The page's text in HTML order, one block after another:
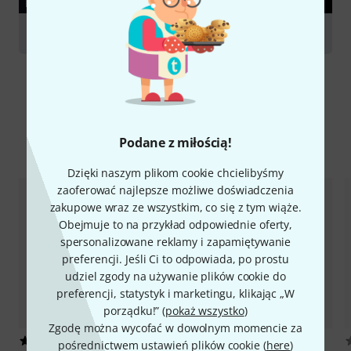
Podane z miłością!
Dzięki naszym plikom cookie chcielibyśmy
zaoferować najlepsze możliwe doświadczenia
zakupowe wraz ze wszystkim, co się z tym wiąże.
Obejmuje to na przykład odpowiednie oferty,
spersonalizowane reklamy i zapamiętywanie
preferencji. Jeśli Ci to odpowiada, po prostu
udziel zgody na używanie plików cookie do
preferencji, statystyk i marketingu, klikając „W
porządku!” (pokaż wszystko)
Zgodę można wycofać w dowolnym momencie za
pośrednictwem ustawień plików cookie (here)
Mouthpieces for woodwind instruments
Porównaj opcje
25 7